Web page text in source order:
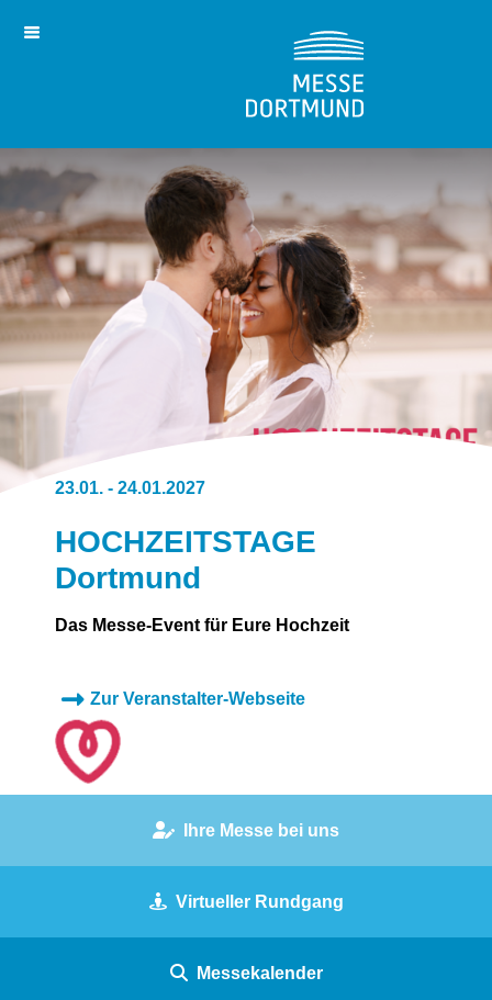
23.01. - 24.01.2027
HOCHZEITSTAGE
Dortmund
Das Messe-Event für Eure Hochzeit
Zur Veranstalter-Webseite
Ihre Messe bei uns
Virtueller Rundgang
Messekalender